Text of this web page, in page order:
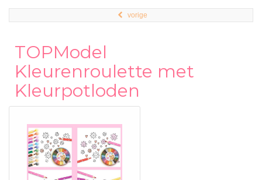
vorige
TOPModel
Kleurenroulette met
Kleurpotloden